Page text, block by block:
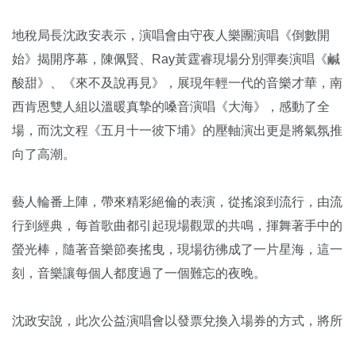
地稅局長沈政安表示，演唱會由守夜人樂團演唱《倒數開
始》揭開序幕，陳佩賢、Ray黃霆睿現場分別彈奏演唱《鹹
酸甜》、《來不及說再見》，展現年輕一代的音樂才華，南
西肯恩雙人組以溫暖真摯的嗓音演唱《大海》，感動了全
場，而沈文程《五月十一彼下埔》的壓軸演出更是將氣氛推
向了高潮。
藝人輪番上陣，帶來精彩絕倫的表演，從搖滾到流行，由流
行到經典，每首歌曲都引起現場觀眾的共鳴，揮舞著手中的
螢光棒，隨著音樂節奏搖曳，現場彷彿成了一片星海，這一
刻，音樂讓每個人都度過了一個難忘的夜晚。
沈政安說，此次公益演唱會以發票兌換入場券的方式，將所